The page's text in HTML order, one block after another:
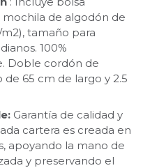
de algodón de
m2), tamaño para
100%
Doble cordón de
65 cm de largo y 2.5
Garantía de calidad y
cartera es creada en
apoyando la mano de
y preservando el